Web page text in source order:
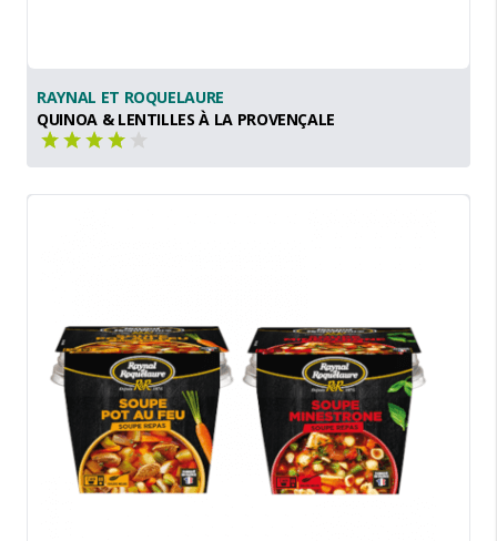
RAYNAL ET ROQUELAURE
QUINOA & LENTILLES À LA PROVENÇALE